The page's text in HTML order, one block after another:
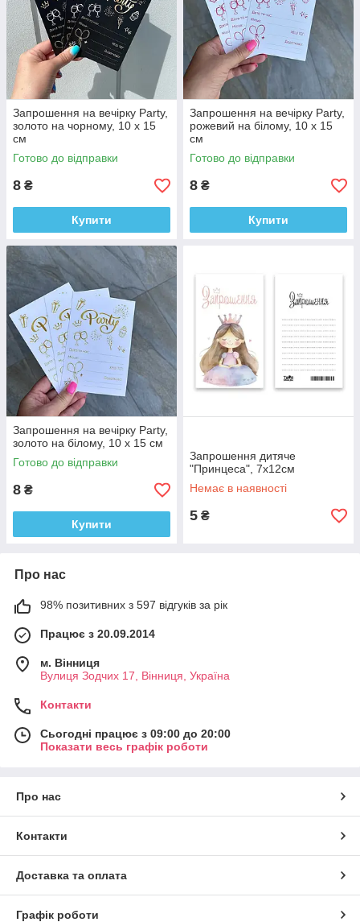
Запрошення на вечірку Party,
золото на чорному, 10 х 15
см
Готово до відправки
8 ₴
Купити
Запрошення на вечірку Party,
рожевий на білому, 10 х 15
см
Готово до відправки
8 ₴
Купити
Запрошення на вечірку Party,
золото на білому, 10 х 15 см
Готово до відправки
8 ₴
Купити
Запрошення дитяче
"Принцеса", 7x12см
Немає в наявності
5 ₴
Про нас
98% позитивних з 597 відгуків за рік
Працює з 20.09.2014
м. Вінниця
Вулиця Зодчих 17, Вінниця, Україна
Контакти
Сьогодні працює з 09:00 до 20:00
Показати весь графік роботи
Про нас
Контакти
Доставка та оплата
Графік роботи